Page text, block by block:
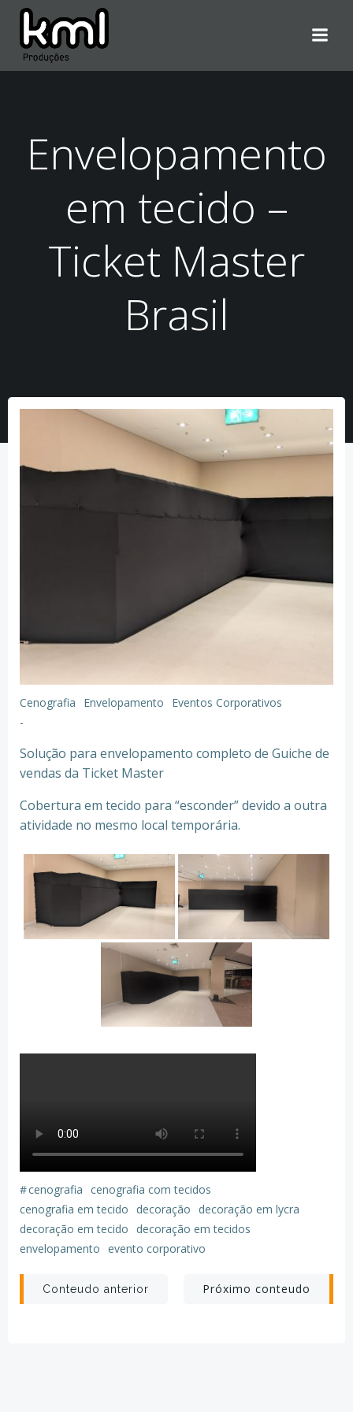
Envelopamento
em tecido –
Ticket Master
Brasil
Cenografia Envelopamento
Eventos Corporativos
-
Solução para envelopamento completo de Guiche de
vendas da Ticket Master
Cobertura em tecido para “esconder” devido a outra
atividade no mesmo local temporária.
#cenografia cenografia com tecidos
cenografia em tecido
decoração
decoração em lycra
decoração em tecido
decoração em tecidos
envelopamento evento corporativo
Post
Conteudo anterior
Post
Próximo conteudo